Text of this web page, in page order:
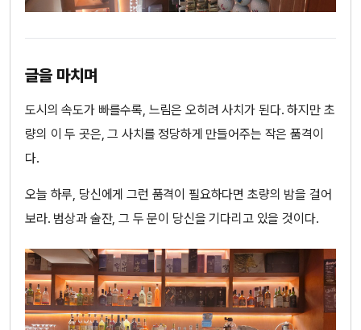
글을 마치며
도시의 속도가 빠를수록, 느림은 오히려 사치가 된다. 하지만 초
량의 이 두 곳은, 그 사치를 정당하게 만들어주는 작은 품격이
다.
오늘 하루, 당신에게 그런 품격이 필요하다면 초량의 밤을 걸어
보라. 범상과 술잔, 그 두 문이 당신을 기다리고 있을 것이다.